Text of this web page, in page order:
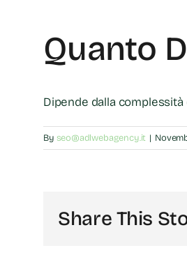
Quanto
Dipende dalla
By seo@adlwebagency.it |
Share This